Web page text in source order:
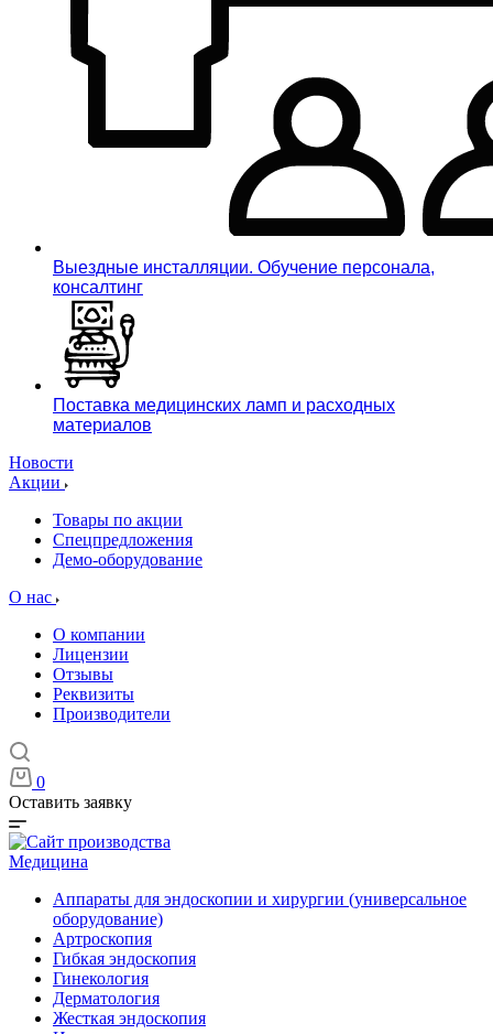
Выездные инсталляции. Обучение персонала,
консалтинг
Поставка медицинских ламп и расходных
материалов
Новости
Акции
Товары по акции
Спецпредложения
Демо-оборудование
О нас
О компании
Лицензии
Отзывы
Реквизиты
Производители
0
Оставить заявку
Медицина
Аппараты для эндоскопии и хирургии (универсальное
оборудование)
Артроскопия
Гибкая эндоскопия
Гинекология
Дерматология
Жесткая эндоскопия